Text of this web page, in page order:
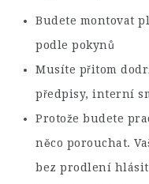
Budete montovat
podle pokynů
Musíte přitom
předpisy, interní
Protože budete
něco porouchat.
bez prodlení